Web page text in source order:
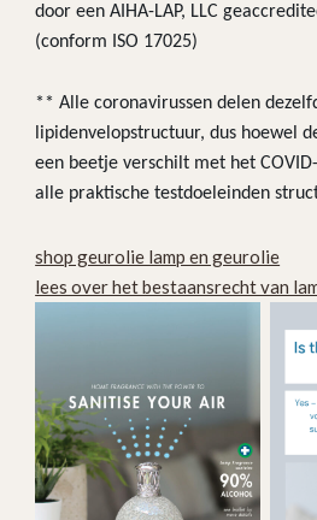
door een AIHA-LAP, LLC
(conform ISO 17025)
** Alle coronavirussen delen
lipidenvelopstructuur, dus hoewel
een beetje verschilt met het
alle praktische testdoeleinden
shop geurolie lamp en geurolie
lees over het bestaansrecht van